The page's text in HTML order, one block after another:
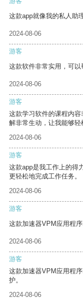
这款app就像我的私人助
2024-08-06
游客
这款软件非常实用，可以
2024-08-06
游客
这款学习软件的课程内
解非常生动，让我能够轻
2024-08-06
游客
这款app是我工作上的得
更轻松地完成工作任务。
2024-08-06
游客
这款加速器VPM应用程
2024-08-06
游客
这款加速器VPM应用程
护。
2024-08-06